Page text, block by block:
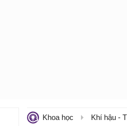
Khoa học Khí hậu -